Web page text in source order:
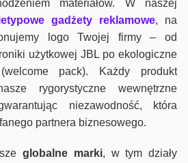
materiałów. W naszej
gadżety reklamowe, na
logo Twojej firmy – od
użytkowej JBL po ekologiczne
pack). Każdy produkt
rygorystyczne wewnętrzne
niezawodność, która
partnera biznesowego.
globalne marki, w tym działy